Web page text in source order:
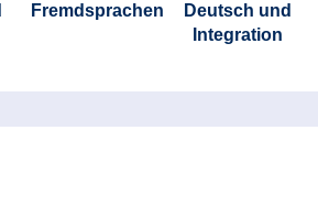
Fremdsprachen
Deutsch und
Integration